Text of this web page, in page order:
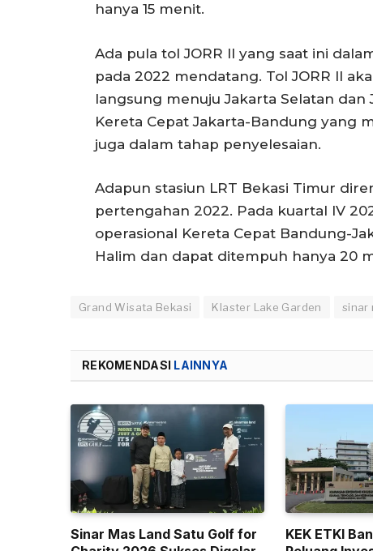
hanya 15 menit.
Ada pula tol JORR II yang saat ini
pada 2022 mendatang. Tol JORR II
langsung menuju Jakarta Selatan dan
Kereta Cepat Jakarta-Bandung yang
juga dalam tahap penyelesaian.
Adapun stasiun LRT Bekasi Timur
pertengahan 2022. Pada kuartal IV
operasional Kereta Cepat Bandung-
Halim dan dapat ditempuh hanya 20
Grand Wisata Bekasi Klaster Lake Garden sinar
REKOMENDASI LAINNYA
Sinar Mas Land Satu Golf for
KEK ETKI